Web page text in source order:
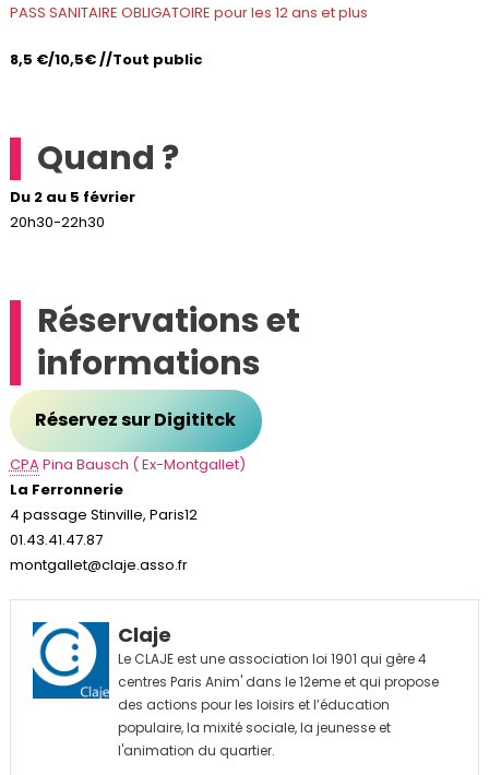
PASS SANITAIRE OBLIGATOIRE pour les 12 ans et plus
8,5 €/10,5€ //Tout public
Quand ?
Du 2 au 5 février
20h30-22h30
Réservations et
informations
Réservez sur Digititck
CPAPina Bausch ( Ex-Montgallet)
La Ferronnerie
4 passage Stinville, Paris12
01.43.41.47.87
montgallet@claje.asso.fr
Claje
Le CLAJE est une association loi 1901 qui gère 4
centres Paris Anim' dans le 12eme et qui propose
des actions pour les loisirs et l’éducation
populaire, la mixité sociale, la jeunesse et
l'animation du quartier.